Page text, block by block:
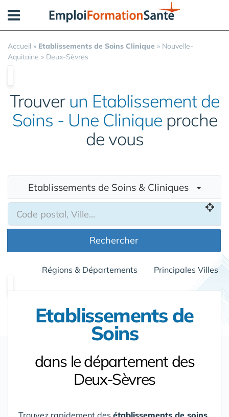
Accueil » Etablissements de Soins Clinique » Nouvelle-
Aquitaine » Deux-Sèvres
Trouver un Etablissement de
Soins - Une Cliniqueproche
de vous
Etablissements de Soins & Cliniques
Rechercher
Régions & Départements Principales Villes
Etablissements de
Soins
dans le département des
Deux-Sèvres
Trouvez rapidement des établissements de soins